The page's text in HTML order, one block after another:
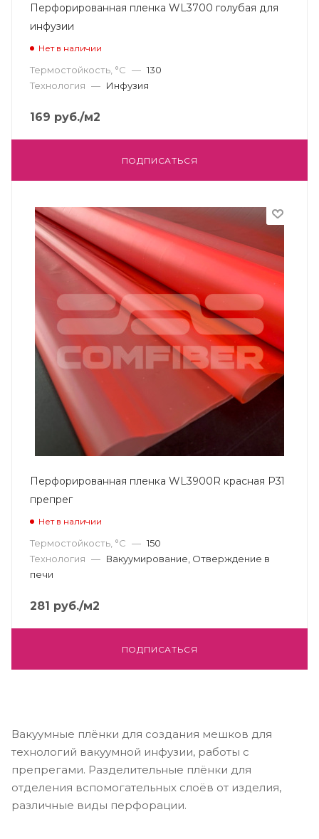
Перфорированная пленка WL3700 голубая для
инфузии
Нет в наличии
Термостойкость, °С — 130
Технология — Инфузия
169 руб./м2
ПОДПИСАТЬСЯ
Перфорированная пленка WL3900R красная P31
препрег
Нет в наличии
Термостойкость, °С — 150
Технология — Вакуумирование, Отверждение в
печи
281 руб./м2
ПОДПИСАТЬСЯ
Вакуумные плёнки для создания мешков для
технологий вакуумной инфузии, работы с
препрегами. Разделительные плёнки для
отделения вспомогательных слоёв от изделия,
различные виды перфорации.